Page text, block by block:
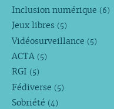
Inclusion numérique (6)
Jeux libres (5)
Vidéosurveillance (5)
ACTA (5)
RGI (5)
Fédiverse (5)
Sobriété (4)